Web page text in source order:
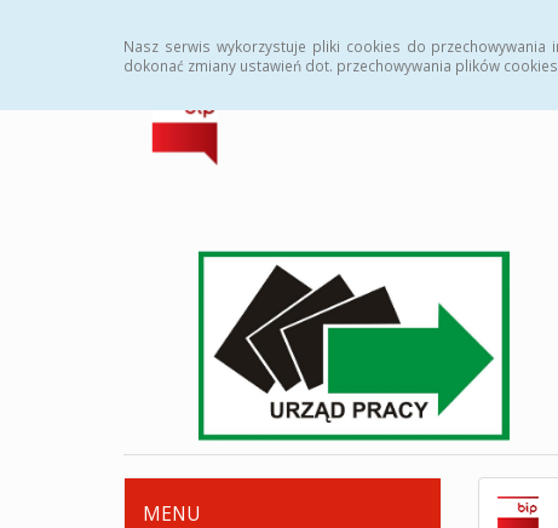
Nasz serwis wykorzystuje pliki cookies do przechowywania
dokonać zmiany ustawień dot. przechowywania plików
MENU